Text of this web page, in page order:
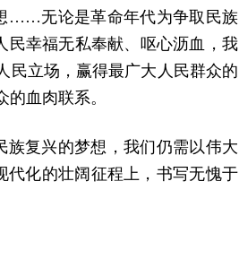
……无论是革命年代为争取民族
民幸福无私奉献、呕心沥血，我
民立场，赢得最广大人民群众的
血肉联系。
族复兴的梦想，我们仍需以伟大
代化的壮阔征程上，书写无愧于